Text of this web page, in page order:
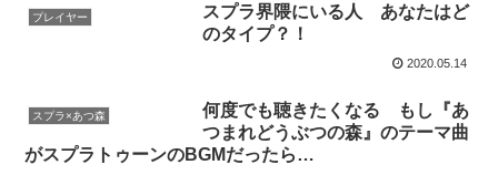
プレイヤー
スプラ界隈にいる人 あなたはど
のタイプ？！
2020.05.14
スプラ×あつ森
何度でも聴きたくなる もし『あ
つまれどうぶつの森』のテーマ曲
がスプラトゥーンのBGMだったら…